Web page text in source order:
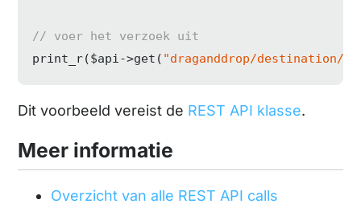
// voer het verzoek uit
print_r($api->get( "draganddrop/destination/
Dit voorbeeld vereist de REST API klasse.
Meer informatie
Overzicht van alle REST API calls